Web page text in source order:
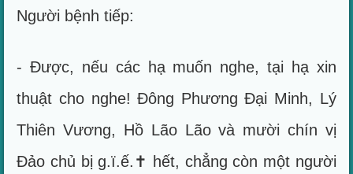
Người bệnh tiếp:
- Được, nếu các hạ muốn nghe, tại hạ xin
thuật cho nghe! Đông Phương Đại Minh, Lý
Thiên Vương, Hồ Lão Lão và mười chín vị
Đảo chủ bị g.ï.ế.✝ hết, chẳng còn một người